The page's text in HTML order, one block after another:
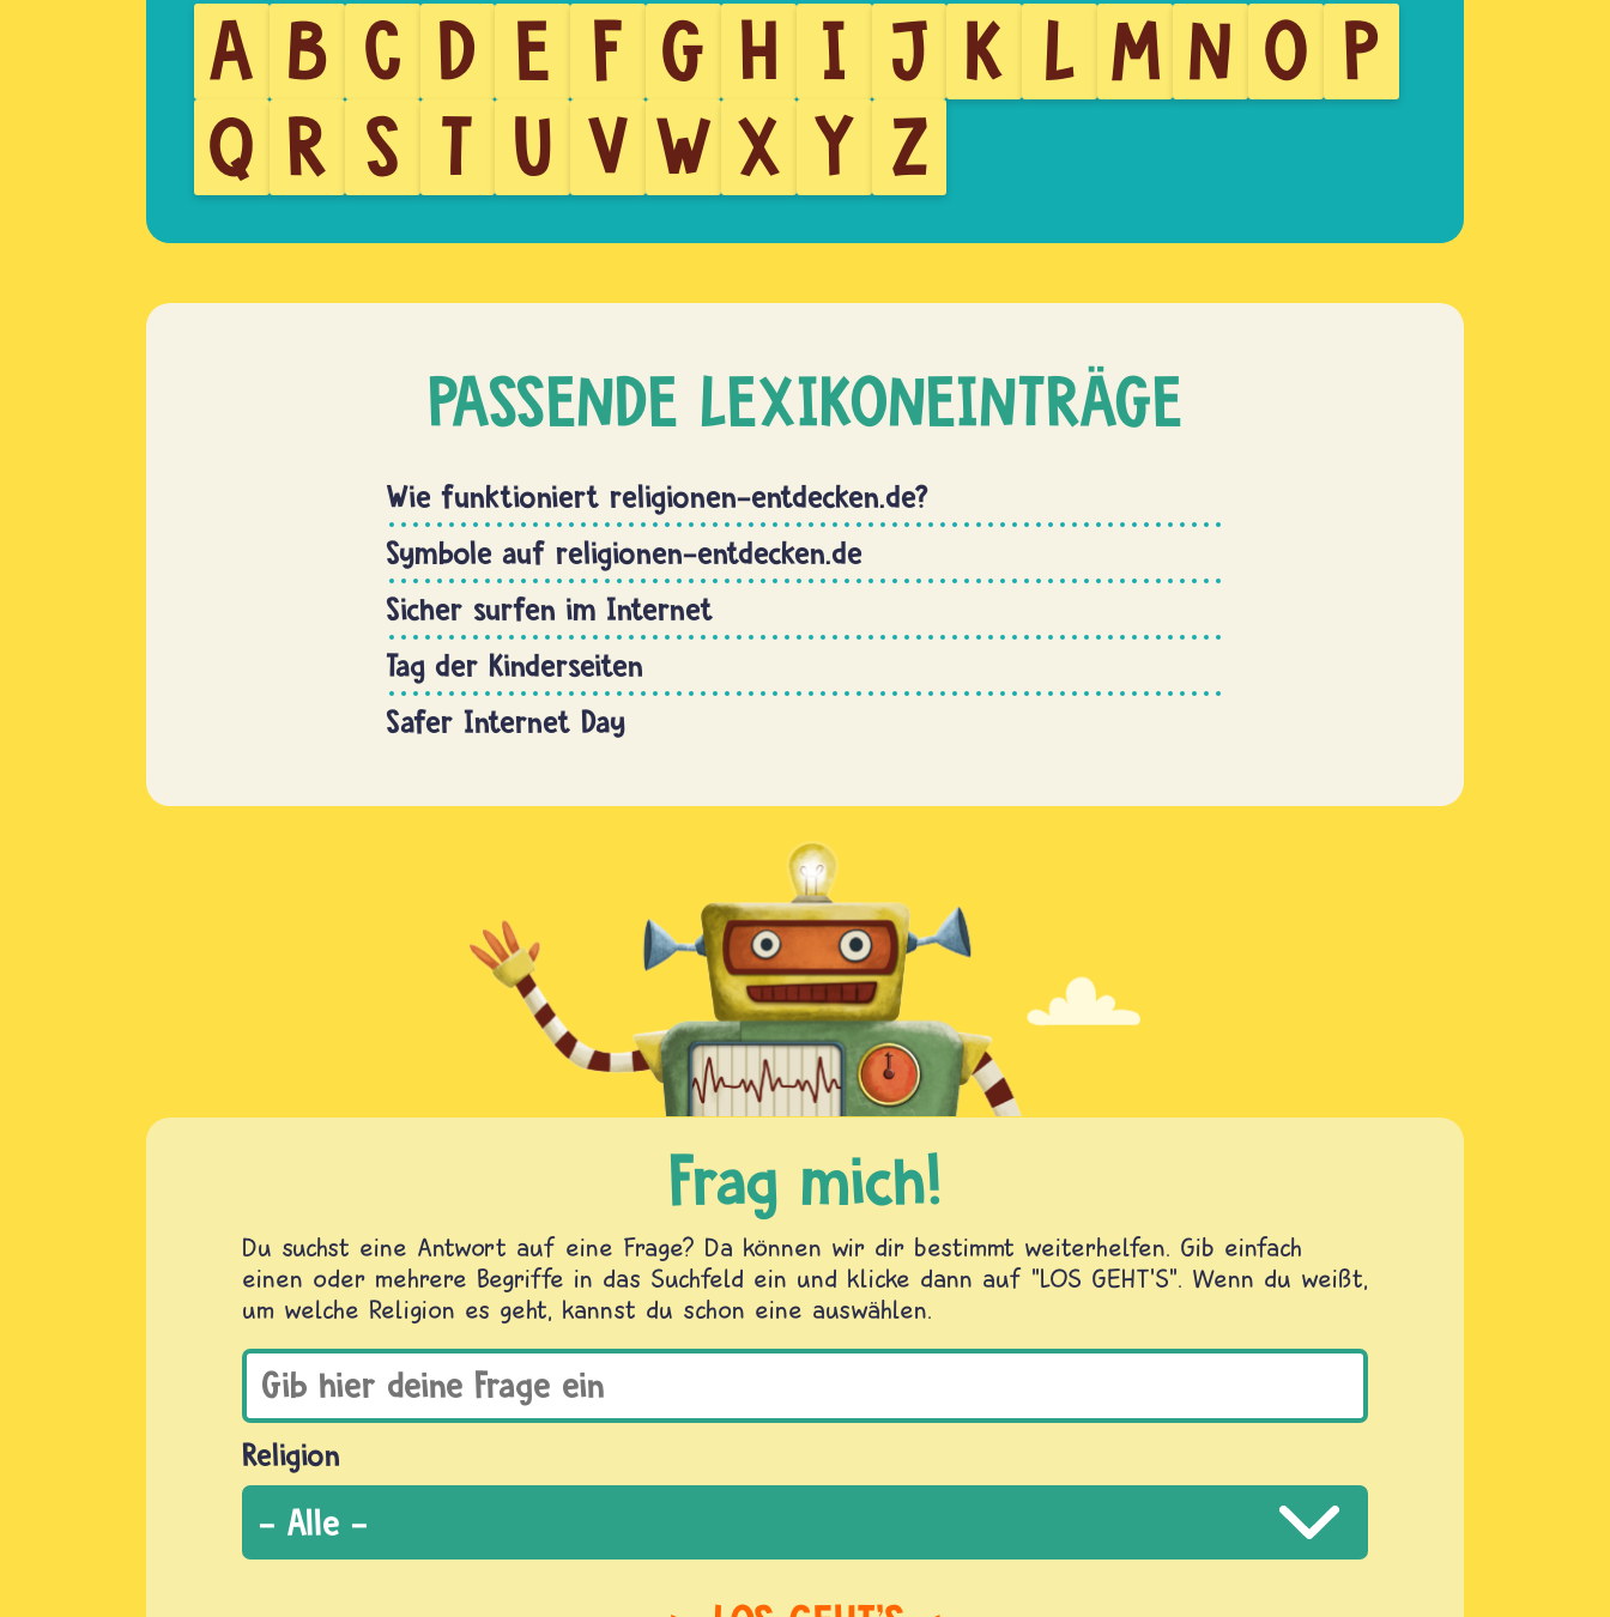
A B C D E F G H I J K L M N O P
Q R S T U V W X Y Z
PASSENDE LEXIKONEINTRÄGE
Wie funktioniert religionen-entdecken.de?
Symbole auf religionen-entdecken.de
Sicher surfen im Internet
Tag der Kinderseiten
Safer Internet Day
Frag mich!
Du suchst eine Antwort auf eine Frage? Da können wir dir bestimmt weiterhelfen. Gib einfach
einen oder mehrere Begriffe in das Suchfeld ein und klicke dann auf "LOS GEHT'S". Wenn du weißt,
um welche Religion es geht, kannst du schon eine auswählen.
Religion